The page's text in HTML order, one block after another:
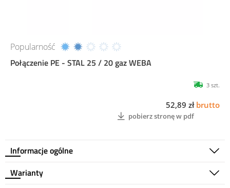
Popularność
Połączenie PE - STAL 25 / 20 gaz WEBA
Informacje ogólne
3 szt.
52,89 zł brutto
pobierz stronę w pdf
Warianty